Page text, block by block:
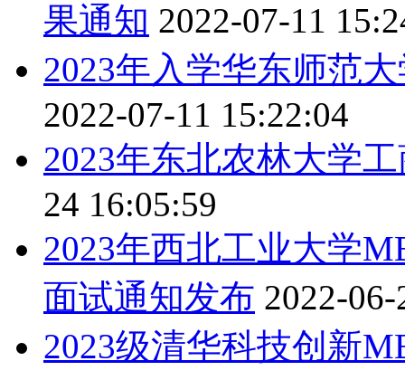
果通知 2022-07-11
2023年入学华东师范
2022-07-11 15:22:04
2023年东北农林大学
24 16:05:59
2023年西北工业大学
面试通知发布 2022-
2023级清华科技创新